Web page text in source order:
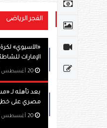
الفجر الرياضى
«الآسيوي»
الإمارات
مصري على